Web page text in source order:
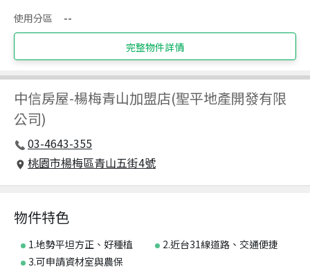
使用分區
--
完整物件詳情
中信房屋-楊梅青山加盟店(聖平地產開發有限
公司)
03-4643-355
桃園市楊梅區青山五街4號
物件特色
1.地勢平坦方正、好種植
2.近台31線道路、交通便捷
3.可申請資材室與農保